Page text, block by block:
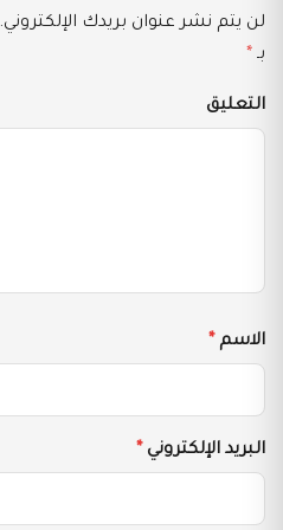
لن يتم نشر عنوان بريدك الإلكتروني.
بـ *
التعليق
الاسم*
البريد الإلكتروني*